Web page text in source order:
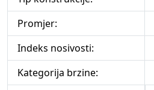
Promjer:
Indeks nosivosti:
Kategorija brzine: